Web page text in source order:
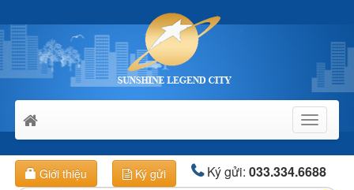
Toggle
Giới thiệu Ký gửi Ký gửi:033.334.6688